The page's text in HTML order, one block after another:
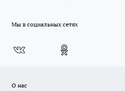
Мы в социальных сетях
О нас